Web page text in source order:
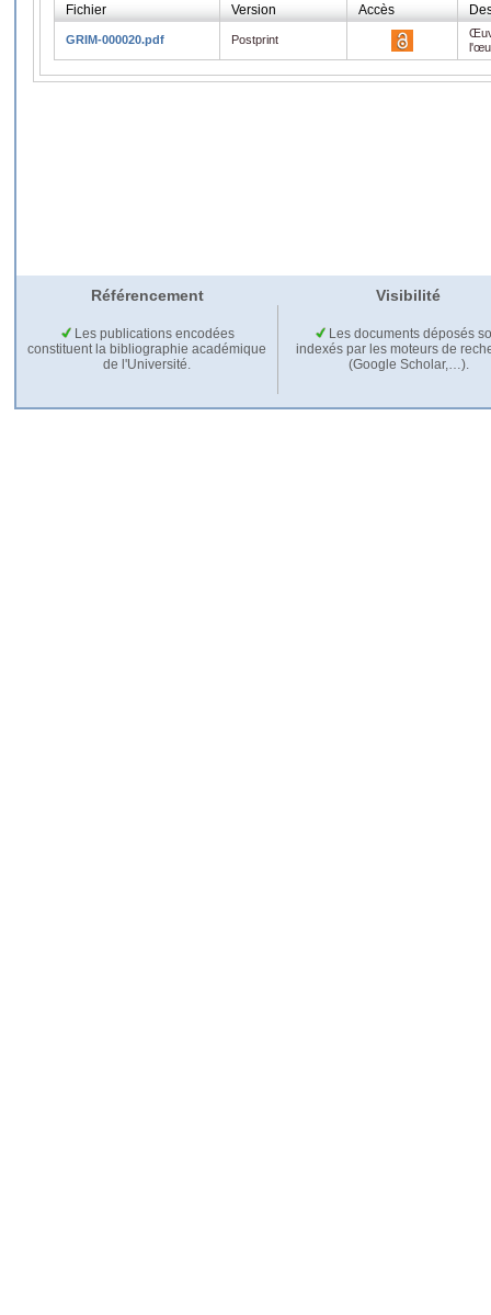
Fichier Version Accès
GRIM-000020.pdf Postprint
Référencement Visibilité
Les publications encodées
constituent la bibliographie académique
de l'Université.
Les documents déposés
indexés par les moteurs de
(Google Scholar,…).